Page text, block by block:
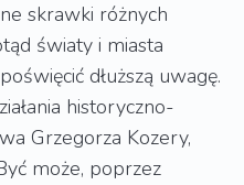
skrawki różnych
światy i miasta
dłuższą uwagę.
historyczno-
Grzegorza Kozery,
może, poprzez